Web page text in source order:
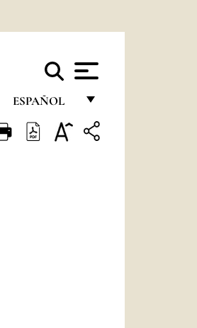
ESPAÑOL
FRANÇAIS